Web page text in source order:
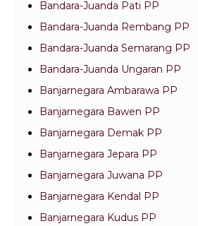
Bandara-Juanda Pati PP
Bandara-Juanda Rembang PP
Bandara-Juanda Semarang PP
Bandara-Juanda Ungaran PP
Banjarnegara Ambarawa PP
Banjarnegara Bawen PP
Banjarnegara Demak PP
Banjarnegara Jepara PP
Banjarnegara Juwana PP
Banjarnegara Kendal PP
Banjarnegara Kudus PP